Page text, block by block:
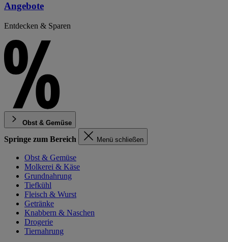
Angebote
Entdecken & Sparen
Obst & Gemüse
Springe zum Bereich Menü schließen
Obst & Gemüse
Molkerei & Käse
Grundnahrung
Tiefkühl
Fleisch & Wurst
Getränke
Knabbern & Naschen
Drogerie
Tiernahrung